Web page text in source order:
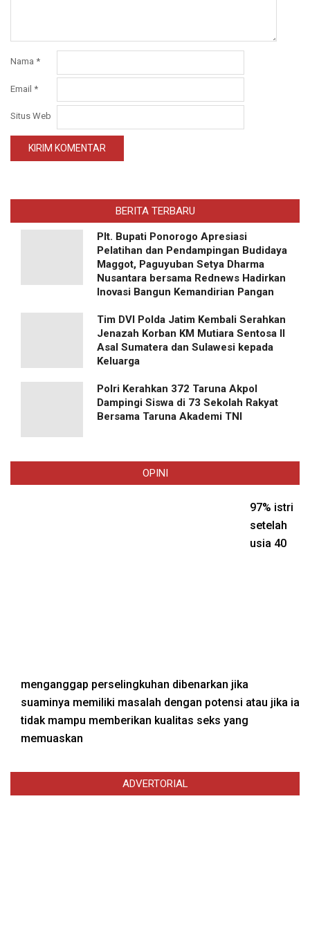
Nama *
Email *
Situs Web
BERITA TERBARU
Plt. Bupati Ponorogo Apresiasi
Pelatihan dan Pendampingan Budidaya
Maggot, Paguyuban Setya Dharma
Nusantara bersama Rednews Hadirkan
Inovasi Bangun Kemandirian Pangan
Tim DVI Polda Jatim Kembali Serahkan
Jenazah Korban KM Mutiara Sentosa II
Asal Sumatera dan Sulawesi kepada
Keluarga
Polri Kerahkan 372 Taruna Akpol
Dampingi Siswa di 73 Sekolah Rakyat
Bersama Taruna Akademi TNI
OPINI
97% istri
setelah
usia 40
menganggap perselingkuhan dibenarkan jika
suaminya memiliki masalah dengan potensi atau jika ia
tidak mampu memberikan kualitas seks yang
memuaskan
ADVERTORIAL